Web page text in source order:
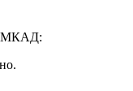
МКАД: